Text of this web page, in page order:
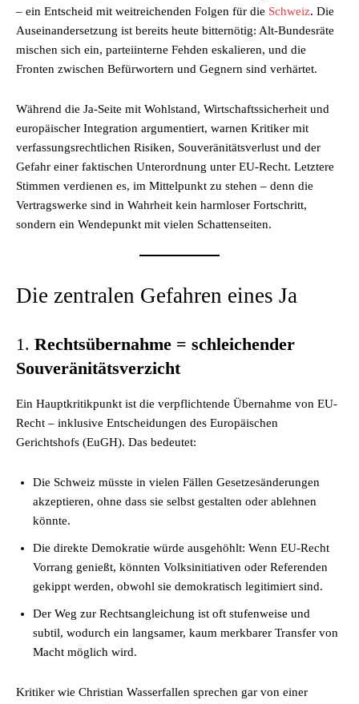
– ein Entscheid mit weitreichenden Folgen für die Schweiz. Die
Auseinandersetzung ist bereits heute bitternötig: Alt-Bundesräte
mischen sich ein, parteiinterne Fehden eskalieren, und die
Fronten zwischen Befürwortern und Gegnern sind verhärtet.
Während die Ja-Seite mit Wohlstand, Wirtschafts­sicherheit und
europäischer Integration argumentiert, warnen Kritiker mit
verfassungsrechtlichen Risiken, Souveränitätsverlust und der
Gefahr einer faktischen Unterordnung unter EU-Recht. Letztere
Stimmen verdienen es, im Mittelpunkt zu stehen – denn die
Vertragswerke sind in Wahrheit kein harmloser Fortschritt,
sondern ein Wendepunkt mit vielen Schattenseiten.
Die zentralen Gefahren eines Ja
1. Rechtsübernahme = schleichender
Souveränitätsverzicht
Ein Hauptkritikpunkt ist die verpflichtende Übernahme von EU-
Recht – inklusive Entscheidungen des Europäischen
Gerichtshofs (EuGH). Das bedeutet:
Die Schweiz müsste in vielen Fällen Gesetzesänderungen
akzeptieren, ohne dass sie selbst gestalten oder ablehnen
könnte.
Die direkte Demokratie würde ausgehöhlt: Wenn EU-Recht
Vorrang genießt, könnten Volksinitiativen oder Referenden
gekippt werden, obwohl sie demokratisch legitimiert sind.
Der Weg zur Rechtsangleichung ist oft stufenweise und
subtil, wodurch ein langsamer, kaum merkbarer Transfer von
Macht möglich wird.
Kritiker wie Christian Wasserfallen sprechen gar von einer